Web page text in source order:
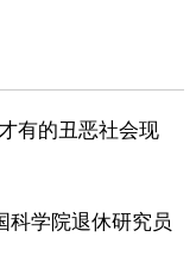
有的丑恶社会现
科学院退休研究员